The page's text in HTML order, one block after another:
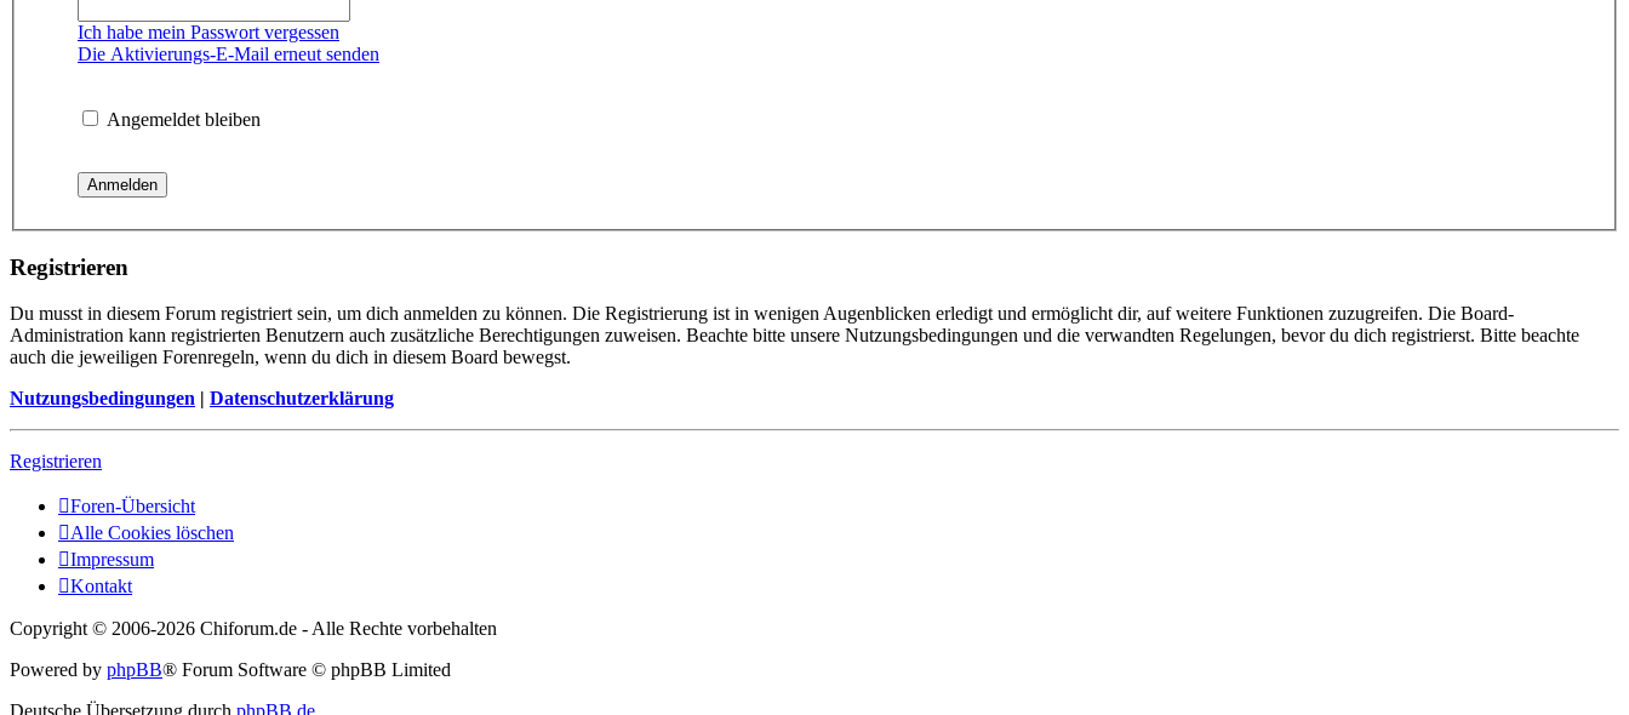
Ich habe mein Passwort vergessen
Die Aktivierungs-E-Mail erneut senden
Angemeldet bleiben
Registrieren
Du musst in diesem Forum registriert sein, um dich anmelden zu können. Die Registrierung ist in wenigen Augenblicken erledigt und ermöglicht dir, auf weitere Funktionen zuzugreifen. Die Board-
Administration kann registrierten Benutzern auch zusätzliche Berechtigungen zuweisen. Beachte bitte unsere Nutzungsbedingungen und die verwandten Regelungen, bevor du dich registrierst. Bitte beachte
auch die jeweiligen Forenregeln, wenn du dich in diesem Board bewegst.
Nutzungsbedingungen | Datenschutzerklärung
Registrieren
Foren-Übersicht
Alle Cookies löschen
Impressum
Kontakt
Copyright © 2006-2026 Chiforum.de - Alle Rechte vorbehalten
Powered by phpBB® Forum Software © phpBB Limited